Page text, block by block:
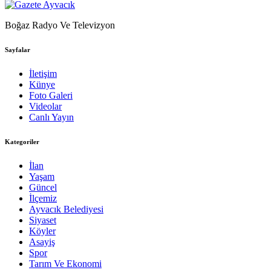
Boğaz Radyo Ve Televizyon
Sayfalar
İletişim
Künye
Foto Galeri
Videolar
Canlı Yayın
Kategoriler
İlan
Yaşam
Güncel
İlçemiz
Ayvacık Belediyesi
Siyaset
Köyler
Asayiş
Spor
Tarım Ve Ekonomi